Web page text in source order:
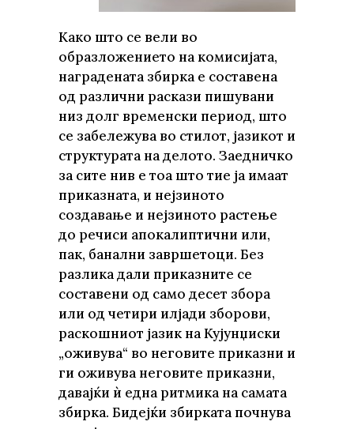
Како што се вели во
образложението на комисијата,
наградената збирка е составена
од различни раскази пишувани
низ долг временски период, што
се забележува во стилот, јазикот и
структурата на делото. Заедничко
за сите нив е тоа што тие ја имаат
приказната, и нејзиното
создавање и нејзиното растење
до речиси апокалиптични или,
пак, банални завршетоци. Без
разлика дали приказните се
составени од само десет збора
или од четири илјади зборови,
раскошниот јазик на Кујунџиски
„оживува“ во неговите приказни и
ги оживува неговите приказни,
давајќи ѝ една ритмика на самата
збирка. Бидејќи збирката почнува